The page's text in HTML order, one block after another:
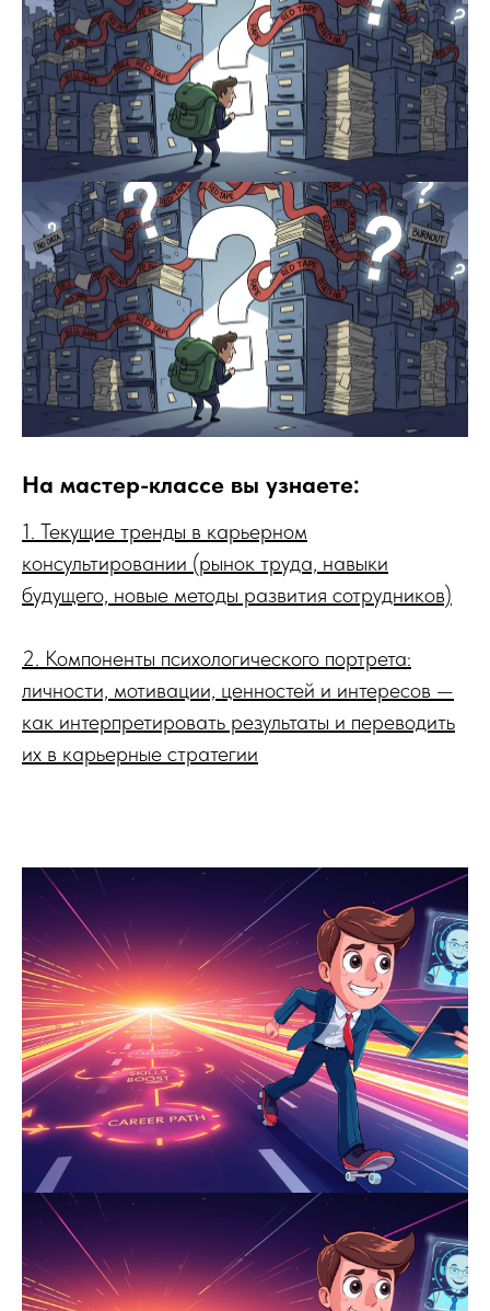
На мастер-классе вы узнаете:
1. Текущие тренды в карьерном
консультировании (рынок труда, навыки
будущего, новые методы развития сотрудников)
2. Компоненты психологического портрета:
личности, мотивации, ценностей и интересов —
как интерпретировать результаты и переводить
их в карьерные стратегии